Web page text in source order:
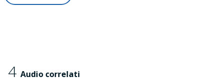
4 Audio correlati